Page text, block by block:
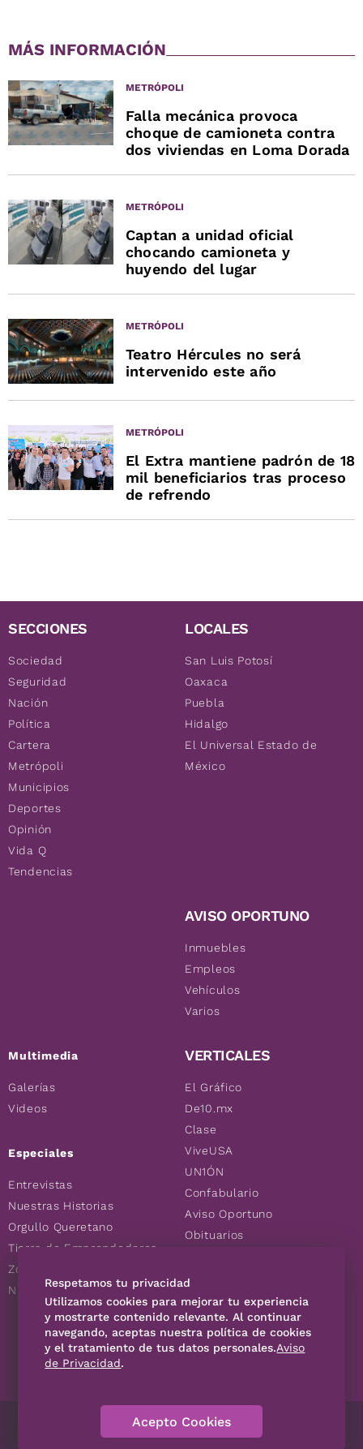
MÁS INFORMACIÓN
METRÓPOLI
Falla mecánica provoca
choque de camioneta contra
dos viviendas en Loma Dorada
METRÓPOLI
Captan a unidad oficial
chocando camioneta y
huyendo del lugar
METRÓPOLI
Teatro Hércules no será
intervenido este año
METRÓPOLI
El Extra mantiene padrón de 18
mil beneficiarios tras proceso
de refrendo
SECCIONES
Sociedad
Seguridad
Nación
Política
Cartera
Metrópoli
Municipios
Deportes
Opinión
Vida Q
Tendencias
Multimedia
Galerías
Videos
Especiales
Entrevistas
Nuestras Historias
Orgullo Queretano
Tierra de Emprendedores
Zoociales
Nuevos Queretanos
LOCALES
San Luis Potosí
Oaxaca
Puebla
Hidalgo
El Universal Estado de
México
AVISO OPORTUNO
Inmuebles
Empleos
Vehículos
Varios
VERTICALES
El Gráfico
De10.mx
Clase
ViveUSA
UN1ÓN
Confabulario
Aviso Oportuno
Obituarios
Consultas
SÍGUENOS
Contáctanos Código de Ética
Respetamos tu privacidad
Utilizamos cookies para mejorar tu experiencia
y mostrarte contenido relevante. Al continuar
navegando, aceptas nuestra política de cookies
y el tratamiento de tus datos personales.Aviso
de Privacidad.
Acepto Cookies